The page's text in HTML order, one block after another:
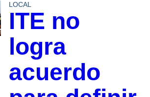
LOCAL
ITE no
logra
acuerdo